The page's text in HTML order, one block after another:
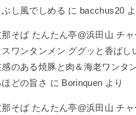
ぶし風でしめる に bacchus20
那そば たんたん亭@浜田山 チャ
スワンタンメン ググッと香ばし
感のある焼豚と肉＆海老ワンタ
ほどの旨さ に Borinquen より
那そば たんたん亭@浜田山 チャ